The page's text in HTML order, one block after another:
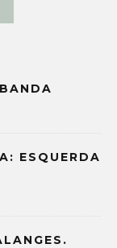
ESQUERDA